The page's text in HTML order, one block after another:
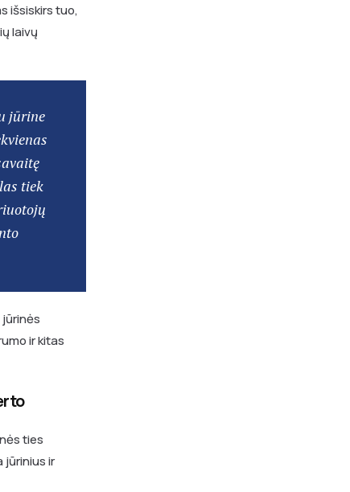
išsiskirs tuo,
laivų
jūrine
tiek
ir kitas
ties
jūrinius ir